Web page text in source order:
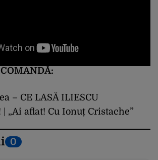
– CE LASĂ ILIESCU
| „Ai aflat! Cu Ionuț Cristache”
0